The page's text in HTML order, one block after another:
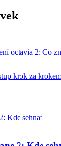
octavia 2: Co
krok za krokem